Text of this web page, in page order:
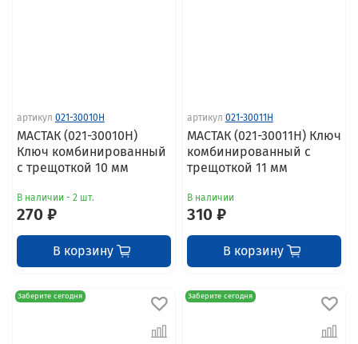
артикул 021-30010H
МАСТАК (021-30010H)
Ключ комбинированный
с трещоткой 10 мм
В наличии - 2 шт.
270 ₽
В корзину
артикул 021-30011H
МАСТАК (021-30011H) Ключ
комбинированный с
трещоткой 11 мм
В наличии
310 ₽
В корзину
Заберите сегодня Заберите сегодня